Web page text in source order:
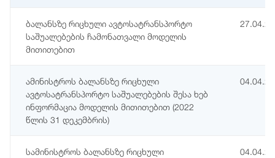
ბალანსზე რიცხული ავტოსატრანსპორტო
საშუალებების ჩამონათვალი მოდელის
მითითებით
ამინისტროს ბალანსზე რიცხული
ავტოსატრანსპორტო საშუალებების შესა ხებ
ინფორმაცია მოდელის მითითებით (2022
წლის 31 დეკემბრის)
სამინისტროს ბალანსზე რიცხული